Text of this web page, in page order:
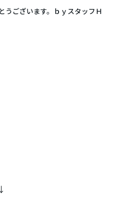
うございます。ｂｙスタッフＨ